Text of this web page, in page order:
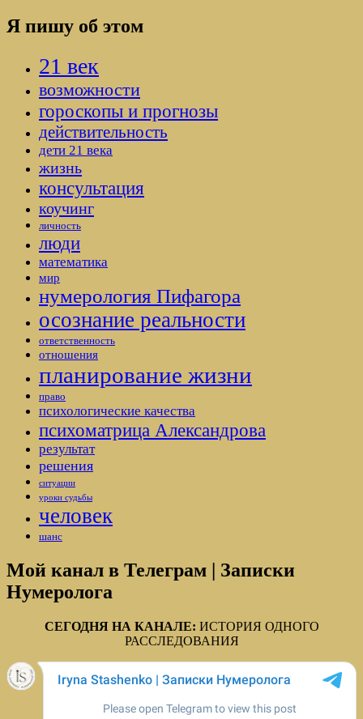
Я пишу об этом
21 век
возможности
гороскопы и прогнозы
действительность
дети 21 века
жизнь
консультация
коучинг
личность
люди
математика
мир
нумерология Пифагора
осознание реальности
ответственность
отношения
планирование жизни
право
психологические качества
психоматрица Александрова
результат
решения
ситуации
уроки судьбы
человек
шанс
Мой канал в Телеграм | Записки
Нумеролога
СЕГОДНЯ НА КАНАЛЕ: ИСТОРИЯ ОДНОГО
РАССЛЕДОВАНИЯ